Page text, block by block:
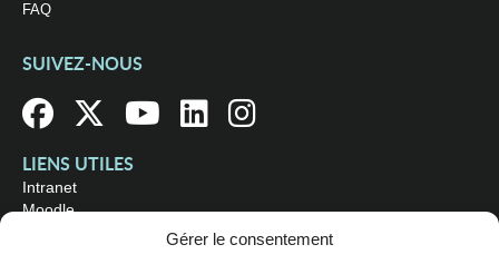
Gérer le consentement
FAQ
SUIVEZ-NOUS
LIENS UTILES
Intranet
Moodle